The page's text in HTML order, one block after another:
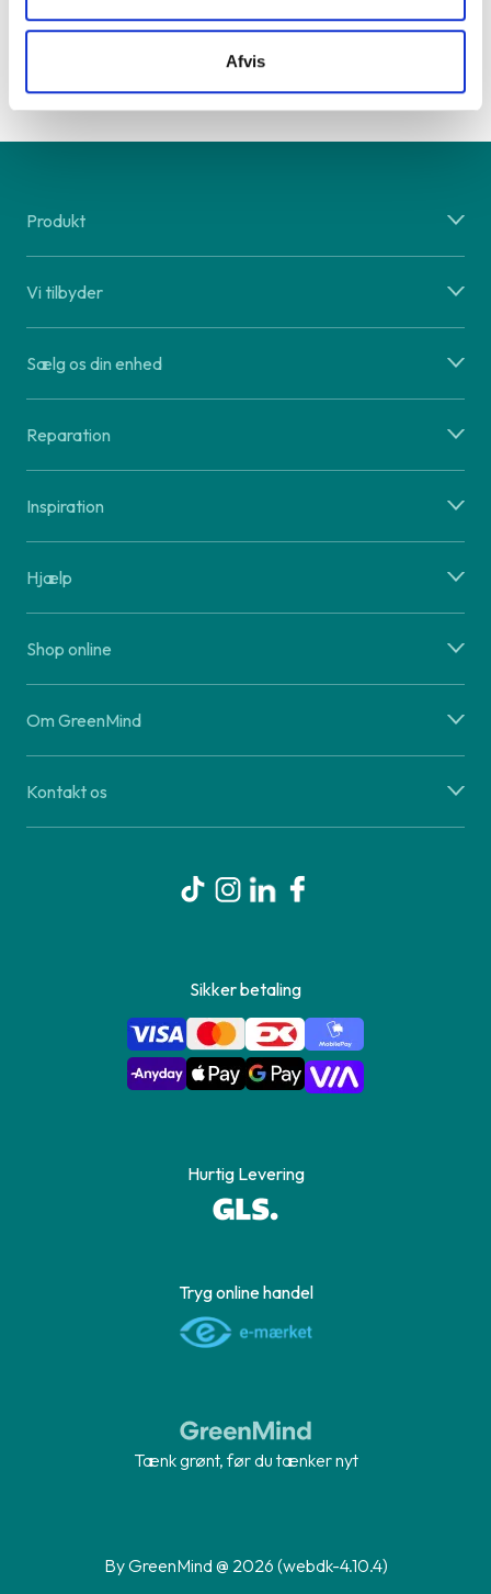
Afvis
Produkt
Vi tilbyder
Sælg os din enhed
Reparation
Inspiration
Hjælp
Shop online
Om GreenMind
Kontakt os
Sikker betaling
Hurtig Levering
Tryg online handel
Tænk grønt, før du tænker nyt
By GreenMind @ 2026 (webdk-4.10.4)